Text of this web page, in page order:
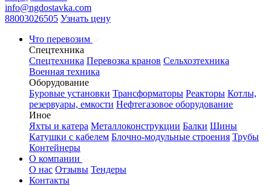
info@ngdostavka.com
88003026505 Узнать цену
Что перевозим
Спецтехника
Спецтехника Перевозка кранов Сельхозтехника
Военная техника
Оборудование
Буровые установки Трансформаторы Реакторы Котлы,
резервуары, емкости Нефтегазовое оборудование
Иное
Яхты и катера Металлоконструкции Балки Шины
Катушки с кабелем Блочно-модульные строения Трубы
Контейнеры
О компании
О нас Отзывы Тендеры
Контакты